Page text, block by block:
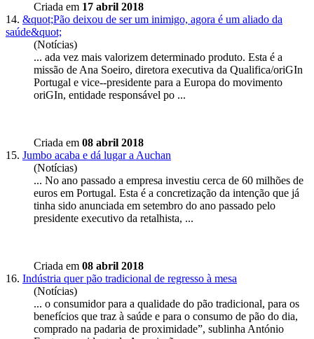
Criada em 17 abril 2018
14. &quot;Pão deixou de ser um inimigo, agora é um aliado da
saúde&quot;
(Notícias)
... ada vez mais valorizem determinado produto. Esta é a
missão de Ana Soeiro, diretora executiva da Qualifica/oriGIn
Portugal e vice--presidente para a Europa do movimento
oriGIn, entidade responsável po ...
Criada em 08 abril 2018
15. Jumbo acaba e dá lugar a Auchan
(Notícias)
... No ano passado a empresa investiu cerca de 60 milhões de
euros em Portugal. Esta é a concretização da intenção que já
tinha sido anunciada em setembro do ano passado pelo
presidente executivo da retalhista, ...
Criada em 08 abril 2018
16. Indústria quer pão tradicional de regresso à mesa
(Notícias)
... o consumidor para a qualidade do pão tradicional, para os
benefícios que traz à saúde e para o consumo de pão do dia,
comprado na padaria de proximidade”, sublinha António